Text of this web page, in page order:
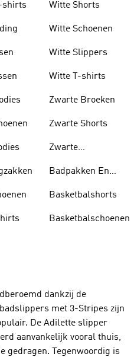
shirts Witte Shorts
Witte Schoenen
Witte Slippers
Witte T-shirts
Zwarte Broeken
Zwarte Shorts
Zwarte
Badpakken En
Basketbalshorts
Basketbalschoenen
dankzij de
met 3-Stripes zijn
De Adilette slipper
aanvankelijk vooral thuis,
gedragen. Tegenwoordig is